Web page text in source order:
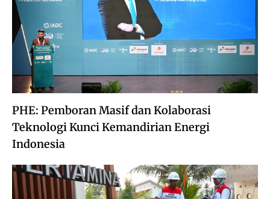
PHE: Pemboran Masif dan Kolaborasi
Teknologi Kunci Kemandirian Energi
Indonesia